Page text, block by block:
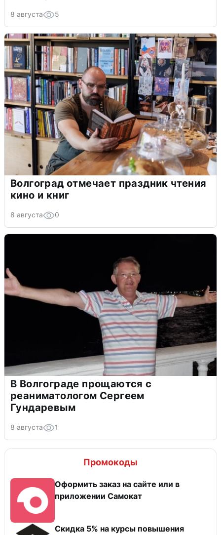
8 августа 5
Волгоград отмечает праздник чтения
кино и книг
8 августа 0
В Волгограде прощаются с
реаниматологом Сергеем
Гундаревым
8 августа 1
Промокоды
Оформить заказ на сайте или в
приложении Самокат
Скидка 5% на курсы повышения